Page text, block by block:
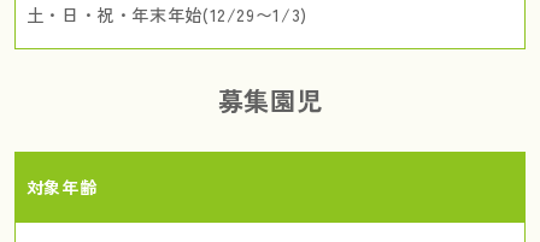
土・日・祝・年末年始(12/29〜1/3)
募集園児
対象年齢